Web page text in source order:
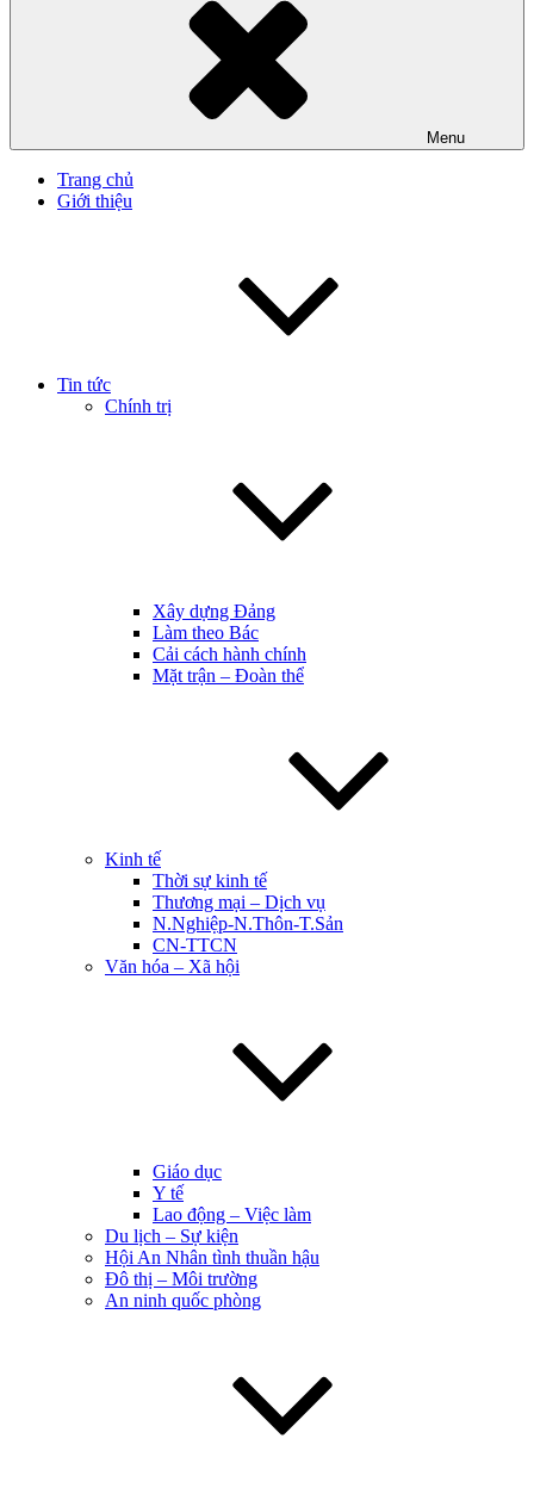
Menu
Trang chủ
Giới thiệu
Tin tức
Chính trị
Xây dựng Đảng
Làm theo Bác
Cải cách hành chính
Mặt trận – Đoàn thể
Kinh tế
Thời sự kinh tế
Thương mại – Dịch vụ
N.Nghiệp-N.Thôn-T.Sản
CN-TTCN
Văn hóa – Xã hội
Giáo dục
Y tế
Lao động – Việc làm
Du lịch – Sự kiện
Hội An Nhân tình thuần hậu
Đô thị – Môi trường
An ninh quốc phòng